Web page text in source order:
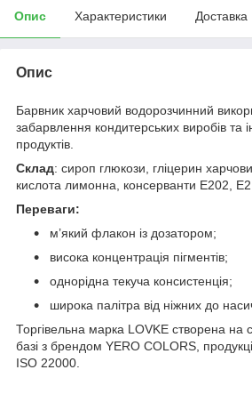
Опис Характеристики Доставка
Опис
Барвник харчовий водорозчинний
забарвлення кондитерських виробів та
продуктів.
Склад: сироп глюкози, гліцерин
кислота лимонна, консерванти Е202,
Переваги:
м’який флакон із дозатором;
висока концентрація пігментів;
однорідна текуча консистенція;
широка палітра від ніжних до
Торгівельна марка LOVKE створена на
базі з брендом YERO COLORS,
ISO 22000.